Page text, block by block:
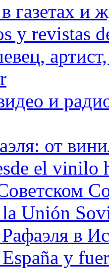
газетах и
y revistas
и
от
el vinilo
Unión
в
y